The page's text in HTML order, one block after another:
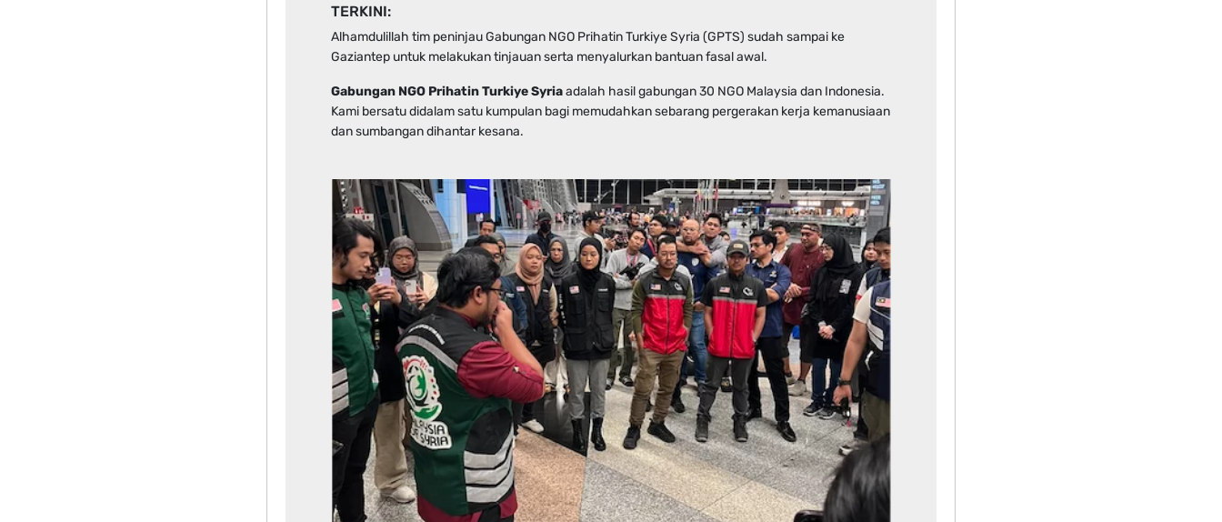
TERKINI:
Alhamdulillah tim peninjau Gabungan NGO Prihatin Turkiye Syria (GPTS) sudah sampai ke
Gaziantep untuk melakukan tinjauan serta menyalurkan bantuan fasal awal.
Gabungan NGO Prihatin Turkiye Syriaadalah hasil gabungan 30 NGO Malaysia dan Indonesia.
Kami bersatu didalam satu kumpulan bagi memudahkan sebarang pergerakan kerja kemanusiaan
dan sumbangan dihantar kesana.